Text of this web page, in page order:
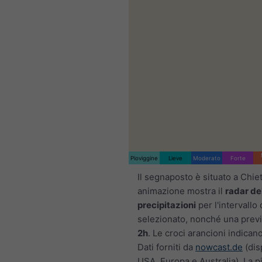
Pioviggine Lieve Moderato Forte
Il segnaposto è situato a
animazione mostra il radar
precipitazioni per l'intervallo
selezionato, nonché una
2h. Le croci arancioni
Dati forniti da nowcast.de